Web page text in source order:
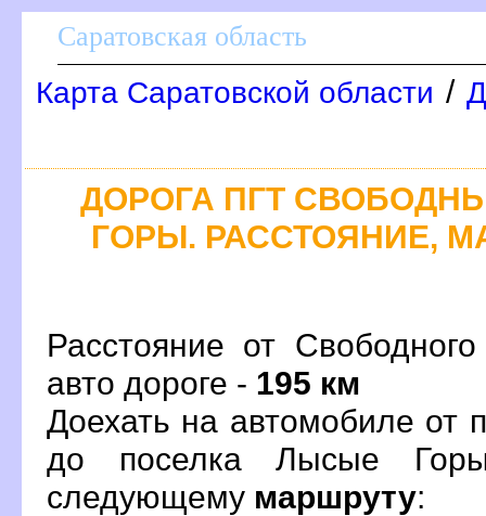
Саратовская область
Карта Саратовской области /
ДОРОГА ПГТ
ГОРЫ. РАССТОЯНИЕ,
Расстояние от
авто дороге - 195 км
Доехать на автомобиле от
до поселка Лысые
следующему маршруту: